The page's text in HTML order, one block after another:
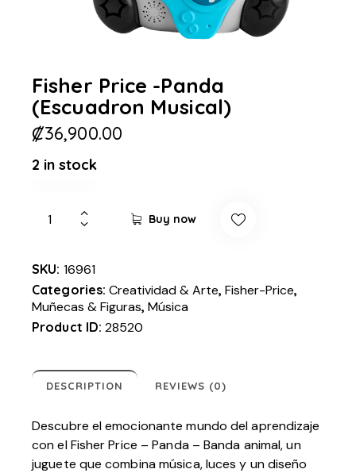
Fisher Price -Panda
(Escuadron Musical)
₡36,900.00
2 in stock
Buy now
SKU: 16961
Categories:Creatividad & Arte,Fisher-Price,
Muñecas & Figuras,Música
Product ID:28520
DESCRIPTION REVIEWS (0)
Descubre el emocionante mundo del aprendizaje
con el Fisher Price – Panda – Banda animal, un
juguete que combina música, luces y un diseño